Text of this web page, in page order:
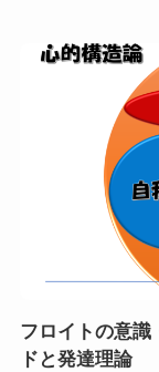
フロイトの意識
ドと発達理論